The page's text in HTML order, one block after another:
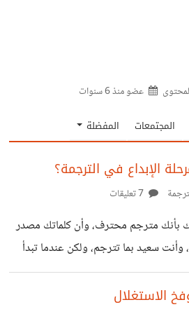
عضو منذ6 سنوات
المجتمعات المفضلة
الإبداع في الترجمة؟
بأنك مترجم محترف، وأن كلماتك مصدر
سعيد بما تترجم، ولكن عندما تبدأ
حلمك إلى كابوس، لا تقلق، فيمكنك
أن تمر بأربعة مراحل حتى تصل إلى
الاستغلال